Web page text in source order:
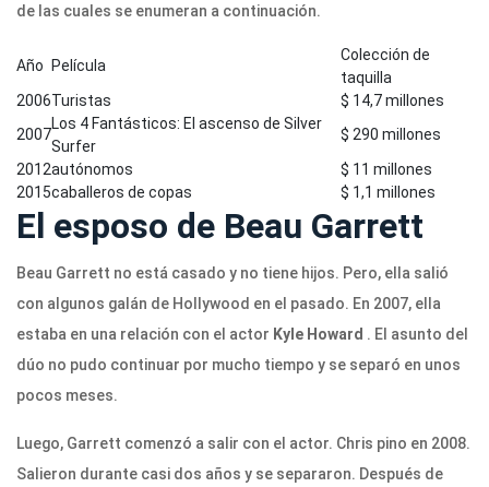
de las cuales se enumeran a continuación.
Año Película
Colección de
taquilla
2006Turistas
$ 14,7 millones
2007
Los 4 Fantásticos: El ascenso de Silver
Surfer
$ 290 millones
2012autónomos
$ 11 millones
2015caballeros de copas $ 1,1 millones
El esposo de Beau Garrett
Beau Garrett no está casado y no tiene hijos. Pero, ella salió
con algunos galán de Hollywood en el pasado. En 2007, ella
estaba en una relación con el actor Kyle Howard . El asunto del
dúo no pudo continuar por mucho tiempo y se separó en unos
pocos meses.
Luego, Garrett comenzó a salir con el actor. Chris pino en 2008.
Salieron durante casi dos años y se separaron. Después de